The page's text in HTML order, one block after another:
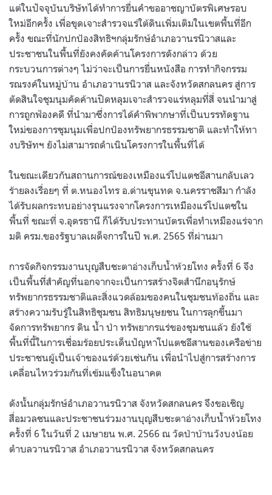
แต่ในปัจจุบันบริษัทได้ทำการยื่นคำขออาชญาบัตรพิเศษรอบ
ใหม่อีกครั้ง เพื่อขุดเจาะสำรวจแร่ใต้ดินเพิ่มเติมในเขตพื้นที่อีก
ครั้ง ขณะที่นักปกป้องสิทธิฯกลุ่มรักษ์อำเภอวานรนิวาสและ
ประชาชนในพื้นที่ยังคงคัดค้านโครงการดังกล่าว ด้วย
กระบวนการต่างๆ ไม่ว่าจะเป็นการยื่นหนังสือ การทำกิจกรรม
รณรงค์ในหมู่บ้าน อำเภอวานรนิวาส และจังหวัดสกลนคร สู่การ
ตัดสินใจชุมนุมคัดค้านปิดหลุมเจาะสำรวจแร่หลุมที่สี่ จนนำมาสู่
การถูกฟ้องคดี ที่นำมาซึ่งการได้คำพิพากษาที่เป็นบรรทัดฐาน
ใหม่ของการชุมนุมเพื่อปกป้องทรัพยากรธรรมชาติ และทำให้ทา
งบริษัทฯ ยังไม่สามารถดำเนินโครงการในพื้นที่ได้
ในขณะเดียวกันสถานการณ์ของเหมืองแร่โปแตชอีสานกลับเลว
ร้ายลงเรื่อยๆ ที่ ต.หนองไทร อ.ด่านขุนทด จ.นครราชสีมา กำลัง
ได้รับผลกระทบอย่างรุนแรงจากโครงการเหมืองแร่โปแตชใน
พื้นที่ ขณะที่ จ.อุดรธานี ก็ได้รับประทานบัตรเพื่อทำเหมืองแร่จาก
มติ ครม.ของรัฐบาลเผด็จการในปี พ.ศ. 2565 ที่ผ่านมา
การจัดกิจกรรมงานบุญสืบชะตาอ่างเก็บน้ำห้วยโทง ครั้งที่ 6 จึง
เป็นพื้นที่สำคัญที่นอกจากจะเป็นการสร้างจิตสำนึกอนุรักษ์
ทรัพยากรธรรมชาติและสิ่งแวดล้อมของคนในชุมชนท้องถิ่น และ
สร้างความรับรู้ในสิทธิชุมชน สิทธิมนุษยชน ในการลุกขึ้นมา
จัดการทรัพยากร ดิน น้ำ ป่า ทรัพยากรแร่ของชุมชนแล้ว ยังใช้
พื้นที่นี้ในการเชื่อมร้อยประเด็นปัญหาโปแตชอีสานของเครือข่าย
ประชาชนผู้เป็นเจ้าของแร่ด้วยเช่นกัน เพื่อนำไปสู่การสร้างการ
เคลื่อนไหวร่วมกันที่เข้มแข็งในอนาคต
ดังนั้นกลุ่มรักษ์อำเภอวานรนิวาส จังหวัดสกลนคร จึงขอเชิญ
สื่อมวลชนและประชาชนร่วมงานบุญสืบชะตาอ่างเก็บน้ำห้วยโทง
ครั้งที่ 6 ในวันที่ 2 เมษายน พ.ศ. 2566 ณ วัดป่าบ้านวังบงน้อย
ตำบลวานรนิวาส อำเภอวานรนิวาส จังหวัดสกลนคร